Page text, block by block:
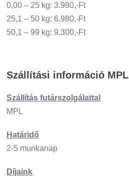
0,00 – 25 kg: 3.980,-Ft
25,1 – 50 kg: 6.980,-Ft
50,1 – 99 kg: 9.300,-Ft
Szállítási információ MPL
Szállítás futárszo lgálattal
MPL
Határidő
2-5 munkanap
Díjaink